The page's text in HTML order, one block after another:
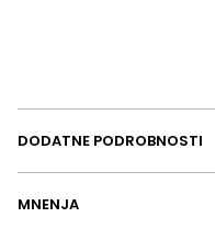
DODATNE PODROBNOSTI
MNENJA